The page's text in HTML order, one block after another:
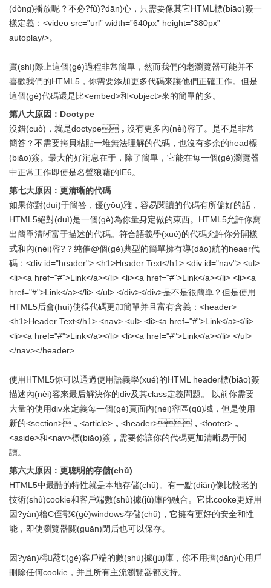
(dòng)播放呢？不必?fù)?dān)心，只需要像其它HTML標(biāo)簽一
樣定義：<video src=”url” width=”640px” height=”380px”
autoplay/>。
實(shí)際上這個(gè)過程非常簡單，然而我們的老瀏覽器可能并不
喜歡我們的HTML5，你需要添加更多代碼來讓他們正確工作。但是
這個(gè)代碼還是比<embed>和<object>來的簡單的多。
第八大原因：Doctype
沒錯(cuò)，就是doctype，沒有更多內(nèi)容了。是不是非常
簡答？不需要拷貝粘貼一堆無法理解的代碼，也沒有多余的head標
(biāo)簽。最大的好消息在于，除了簡單，它能在每一個(gè)瀏覽器
中正常工作即使是名聲狼藉的IE6。
第七大原因：更清晰的代碼
如果你對(duì)于簡答，優(yōu)雅，容易閱讀的代碼有所偏好的話，
HTML5絕對(duì)是一個(gè)為你量身定做的東西。HTML5允許你寫
出簡單清晰富于描述的代碼。符合語義學(xué)的代碼允許你分開樣
式和內(nèi)容?？纯催@個(gè)典型的簡單擁有導(dǎo)航的heaer代
碼：<div id="header"> <h1>Header Text</h1> <div id="nav"> <ul>
<li><a href="#">Link</a></li> <li><a href="#">Link</a></li> <li><a
href="#">Link</a></li> </ul> </div></div>是不是很簡單？但是使用
HTML5后會(huì)使得代碼更加簡單并且富有含義：<header>
<h1>Header Text</h1> <nav> <ul> <li><a href="#">Link</a></li>
<li><a href="#">Link</a></li> <li><a href="#">Link</a></li> </ul>
</nav></header>
使用HTML5你可以通過使用語義學(xué)的HTML header標(biāo)簽
描述內(nèi)容來最后解決你的div及其class定義問題。 以前你需要
大量的使用div來定義每一個(gè)頁面內(nèi)容區(qū)域，但是使用
新的<section>，<article>，<header>，<footer>，
<aside>和<nav>標(biāo)簽，需要你讓你的代碼更加清晰易于閱
讀。
第六大原因：更聰明的存儲(chǔ)
HTML5中最酷的特性就是本地存儲(chǔ)。有一點(diǎn)像比較老的
技術(shù)cookie和客戶端數(shù)據(jù)庫的融合。它比cooke更好用
因?yàn)橹С侄鄠€(gè)windows存儲(chǔ)，它擁有更好的安全和性
能，即使瀏覽器關(guān)閉后也可以保存。
因?yàn)樗莻€(gè)客戶端的數(shù)據(jù)庫，你不用擔(dān)心用戶
刪除任何cookie，并且所有主流瀏覽器都支持。